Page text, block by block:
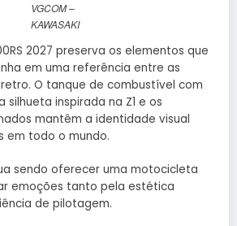
VGCOM –
KAWASAKI
2027 preserva os elementos que
em uma referência entre as
O tanque de combustível com
silhueta inspirada na Z1 e os
mantêm a identidade visual
em todo o mundo.
sendo oferecer uma motocicleta
emoções tanto pela estética
de pilotagem.